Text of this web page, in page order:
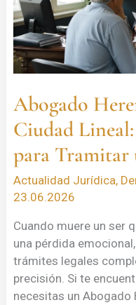
Abogado
Ciudad
para Tramitar
Actualidad Jurídica,
23.06.2026
Cuando muere un ser
una pérdida
trámites legales
precisión. Si te
necesitas un Abogado
Tu
Guía
Completa
para
una
Herencia